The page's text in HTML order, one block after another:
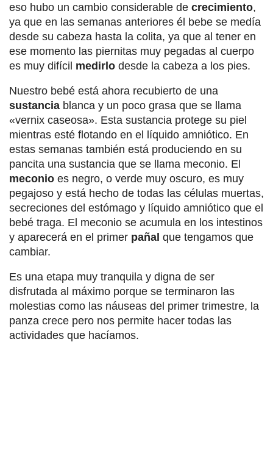
eso hubo un cambio considerable de crecimiento,
ya que en las semanas anteriores él bebe se medía
desde su cabeza hasta la colita, ya que al tener en
ese momento las piernitas muy pegadas al cuerpo
es muy difícil medirlo desde la cabeza a los pies.
Nuestro bebé está ahora recubierto de una
sustancia blanca y un poco grasa que se llama
«vernix caseosa». Esta sustancia protege su piel
mientras esté flotando en el líquido amniótico. En
estas semanas también está produciendo en su
pancita una sustancia que se llama meconio. El
meconio es negro, o verde muy oscuro, es muy
pegajoso y está hecho de todas las células muertas,
secreciones del estómago y líquido amniótico que el
bebé traga. El meconio se acumula en los intestinos
y aparecerá en el primer pañal que tengamos que
cambiar.
Es una etapa muy tranquila y digna de ser
disfrutada al máximo porque se terminaron las
molestias como las náuseas del primer trimestre, la
panza crece pero nos permite hacer todas las
actividades que hacíamos.